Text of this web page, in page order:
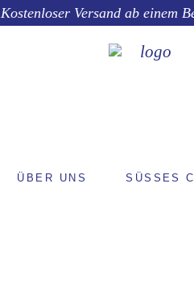
Kostenloser Versand ab einem
ÜBER UNS SÜSSES